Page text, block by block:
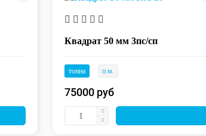
Квадрат 50 мм 3пс/сп
тонна п.м.
75000 руб